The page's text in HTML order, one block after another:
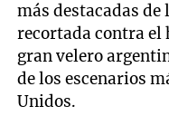
más destacadas de
recortada contra el
gran velero
de los escenarios
Unidos.